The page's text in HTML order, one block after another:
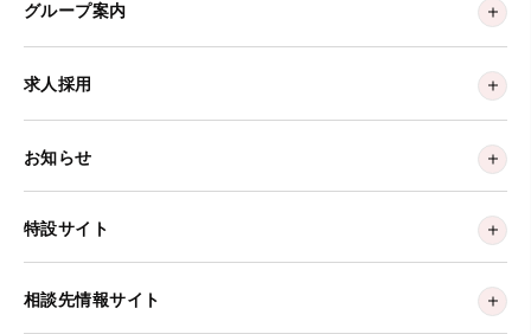
グループ案内
求人採用
お知らせ
特設サイト
相談先情報サイト